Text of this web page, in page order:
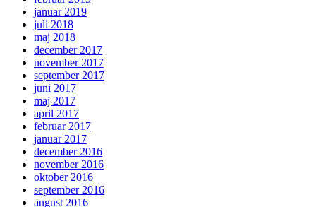
januar 2019
juli 2018
maj 2018
december 2017
november 2017
september 2017
juni 2017
maj 2017
april 2017
februar 2017
januar 2017
december 2016
november 2016
oktober 2016
september 2016
august 2016